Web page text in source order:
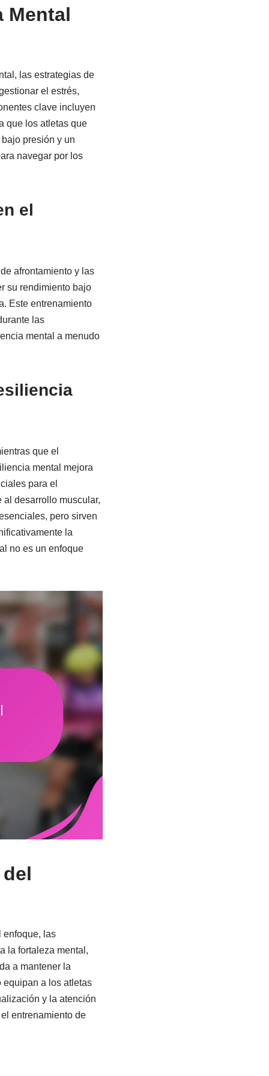
Mental
las estrategias de
el estrés,
clave incluyen
que los atletas que
presión y un
navegar por los
el
afrontamiento y las
su rendimiento bajo
Este entrenamiento
las
mental a menudo
que el
mental mejora
para el
desarrollo muscular,
pero sirven
la
no es un enfoque
enfoque, las
la fortaleza mental,
a mantener la
equipan a los atletas
y la atención
entrenamiento de